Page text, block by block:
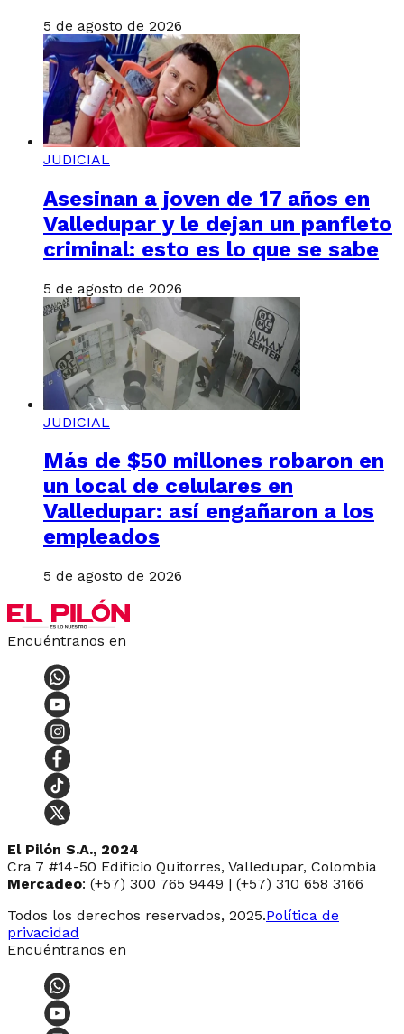
5 de agosto de 2026
JUDICIAL
Asesinan a joven de 17 años en
Valledupar y le dejan un panfleto
criminal: esto es lo que se sabe
5 de agosto de 2026
JUDICIAL
Más de $50 millones robaron en
un local de celulares en
Valledupar: así engañaron a los
empleados
5 de agosto de 2026
Encuéntranos en
El Pilón S.A., 2024
Cra 7 #14-50 Edificio Quitorres, Valledupar, Colombia
Mercadeo: (+57) 300 765 9449 | (+57) 310 658 3166
Todos los derechos reservados, 2025.Política de
privacidad
Encuéntranos en